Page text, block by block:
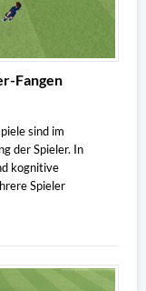
Fangen
sind im
der Spieler. In
kognitive
Spieler